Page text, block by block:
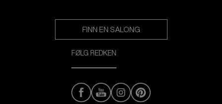
FINN EN SALONG
FØLG REDKEN